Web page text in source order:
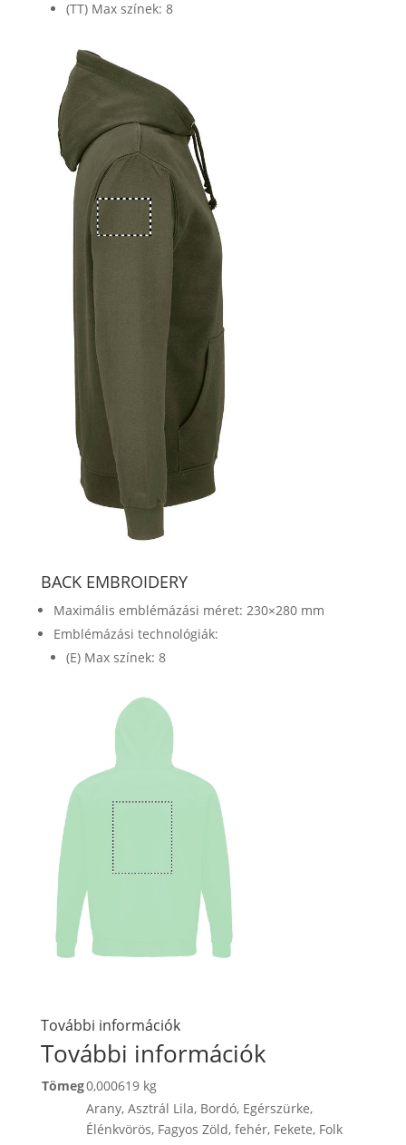
(TT) Max színek: 8
BACK EMBROIDERY
Maximális emblémázási méret: 230×280 mm
Emblémázási technológiák:
(E) Max színek: 8
További információk
További információk
Tömeg0,000619 kg
Arany, Asztrál Lila, Bordó, Egérszürke,
Élénkvörös, Fagyos Zöld, fehér, Fekete, Folk